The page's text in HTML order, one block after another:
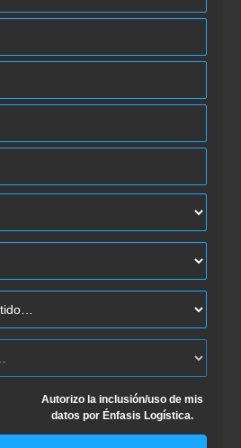
Autorizo la inclusión/uso de mis
datos por Énfasis Logística.